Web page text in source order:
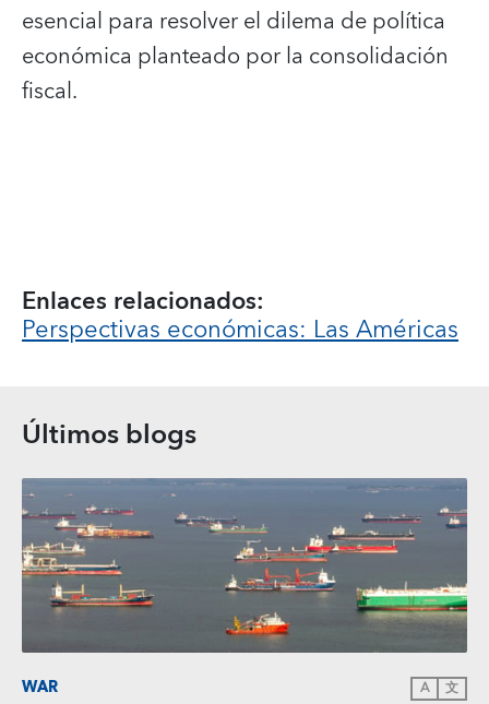
esencial para resolver el dilema de política
económica planteado por la consolidación
fiscal.
Enlaces relacionados:
Perspectivas económicas: Las Américas
Últimos blogs
WAR A 文